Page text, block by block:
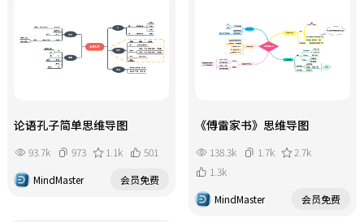
论语孔子简单思维导图
93.7k 973 1.1k
501
MindMaster
会员免费
《傅雷家书》思维导图
138.3k 1.7k
2.7k
1.3k
MindMaster
会员免费